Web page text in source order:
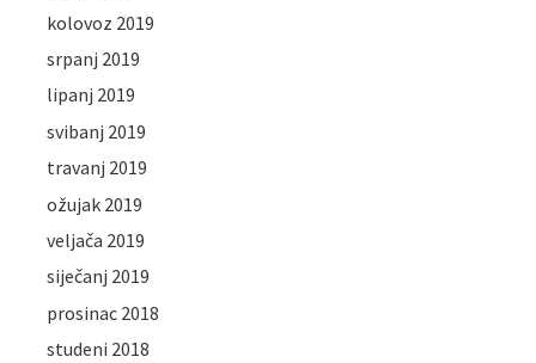
kolovoz 2019
srpanj 2019
lipanj 2019
svibanj 2019
travanj 2019
ožujak 2019
veljača 2019
siječanj 2019
prosinac 2018
studeni 2018